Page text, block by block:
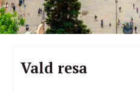
Vald resa